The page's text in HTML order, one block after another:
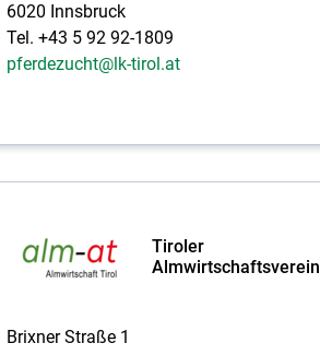
6020 Innsbruck
Tel. +43 5 92 92-1809
pferdezucht@lk-tirol.at
Tiroler
Almwirtschaftsverein
Brixner Straße 1